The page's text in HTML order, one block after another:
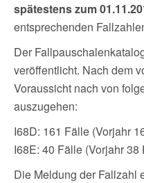
spätestens zum
entsprechenden
Der
veröffentlicht. Nach dem
Voraussicht nach von
auszugehen:
I68D: 161 Fälle (Vorjahr
I68E: 40 Fälle (Vorjahr 38
Die Meldung der Fallzahl